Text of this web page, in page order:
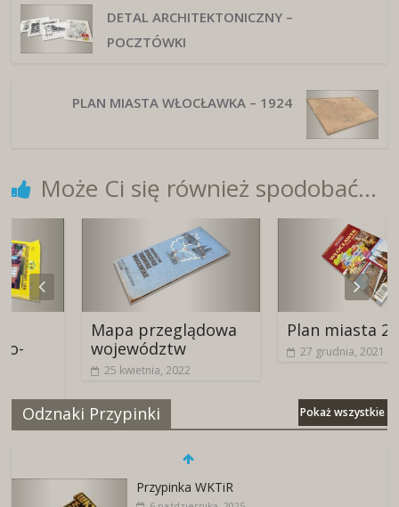
DETAL ARCHITEKTONICZNY –
POCZTÓWKI
PLAN MIASTA WŁOCŁAWKA – 1924
Może Ci się również spodobać...
Mapa przeglądowa
województw
25 kwietnia, 2022
Plan miasta 2008
27 grudnia, 2021
Odznaki Przypinki Pokaż wszystkie
Przypinka WKTiR